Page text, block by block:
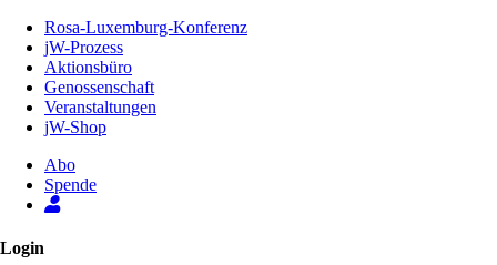
Inhalt
Seite
Rosa-Luxemburg-Konferenz
jW-Prozess
Aktionsbüro
Genossenschaft
Veranstaltungen
jW-Shop
Abo
Spende
Login